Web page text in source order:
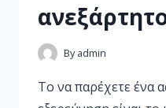
By admin
Το να παρέχετε ένα